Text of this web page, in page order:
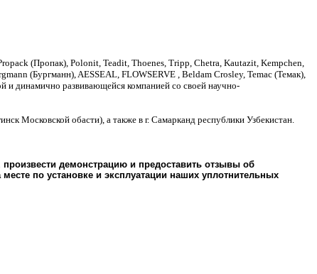
(Пропак), Polonit, Teadit, Thoenes, Tripp, Chetra, Kautazit, Kempchen,
(Бургманн), AESSEAL, FLOWSERVE , Beldam Crosley, Temac (Темак),
и динамично развивающейся компанией со своей научно-
обасти), а также в г. Самарканд республики Узбекистан.
демонстрацию и предоставить отзывы об
по установке и эксплуатации наших уплотнительных